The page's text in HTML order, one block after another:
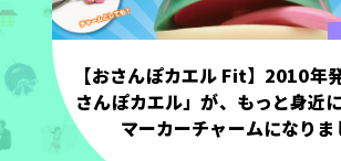
【おさんぽカエル Fit】2010年
さんぽカエル」が、もっと身近
マーカーチャームになりま